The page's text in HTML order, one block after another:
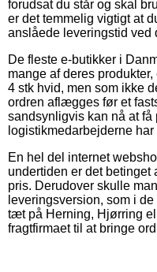
forudsat du står og skal
er det temmelig vigtigt at
anslåede leveringstid ved
De fleste e-butikker i
mange af deres
4 stk hvid, men som ikke
ordren aflægges før et
sandsynligvis kan nå at få
logistikmedarbejderne har
En hel del internet
undertiden er det betinget
pris. Derudover skulle
leveringsversion, som i
tæt på Herning, Hjørring
fragtfirmaet til at bringe